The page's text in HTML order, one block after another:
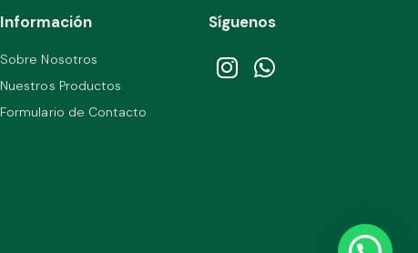
Información
Sobre Nosotros
Nuestros Productos
Formulario de Contacto
Síguenos